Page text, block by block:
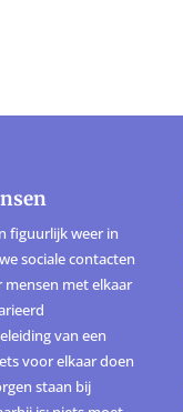
figuurlijk weer in
sociale contacten
met elkaar
van een
voor elkaar doen
staan bij